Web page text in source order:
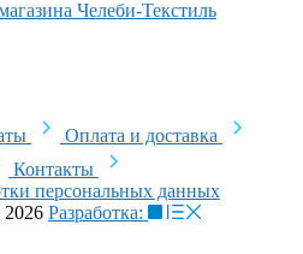
Оплата и доставка
Контакты
персональных данных
Разработка: